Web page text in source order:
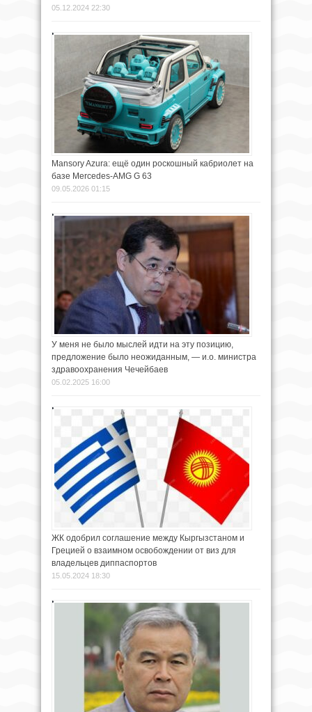
05.12.2024 22:30
Mansory Azura: ещё один роскошный кабриолет на
базе Mercedes-AMG G 63
09.05.2026 01:15
У меня не было мыслей идти на эту позицию,
предложение было неожиданным, — и.о. министра
здравоохранения Чечейбаев
05.02.2025 16:00
ЖК одобрил соглашение между Кыргызстаном и
Грецией о взаимном освобождении от виз для
владельцев диппаспортов
15.05.2024 18:30